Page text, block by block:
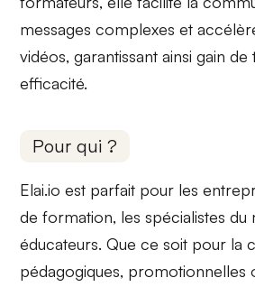
messages complexes et
vidéos, garantissant ainsi gain
efficacité.
Pour qui ?
Elai.io est parfait pour les
de formation, les spécialistes du
éducateurs. Que ce soit pour la
pédagogiques, promotionnelles